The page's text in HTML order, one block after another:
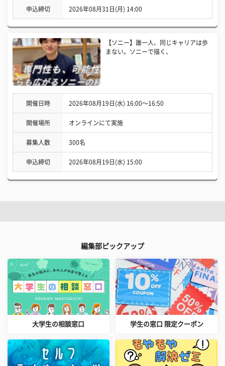
申込締切 2026年08月31日(月) 14:00
【ソニー】誰一人、同じキャリアは歩
まない。ソニーで描く、
開催日時 2026年08月19日(水) 16:00〜16:50
開催場所 オンラインにて実施
募集人数 300名
申込締切 2026年08月19日(水) 15:00
編集部ピックアップ
大学生の相談窓口 学生の窓口 限定クーポン